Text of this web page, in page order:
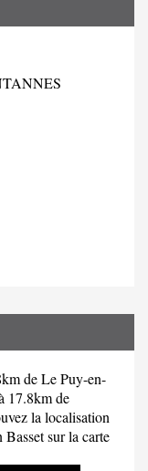
de Le Puy-en-
17.8km de
la localisation
sur la carte